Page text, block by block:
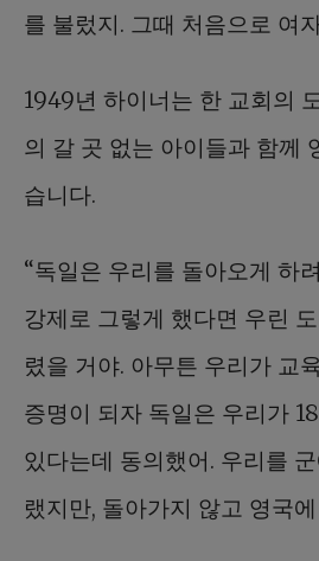
를 불렀지. 그때 처음으로 여
1949년 하이너는 한 교회의
의 갈 곳 없는 아이들과 함께
습니다.
“독일은 우리를 돌아오게 하
강제로 그렇게 했다면 우린
렸을 거야. 아무튼 우리가 교
증명이 되자 독일은 우리가
있다는데 동의했어. 우리를
랬지만, 돌아가지 않고 영국